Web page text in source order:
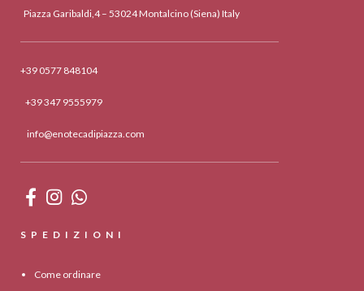
Piazza Garibaldi,4 – 53024 Montalcino (Siena) Italy
+39 0577 848104
+39 347 9555979
info@enotecadipiazza.com
SPEDIZIONI
Come ordinare